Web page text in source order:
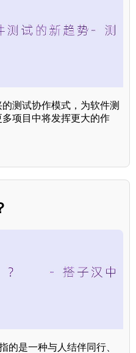
测试协作模式，为软件测
项目中将发挥更大的作
的是一种与人结伴同行、